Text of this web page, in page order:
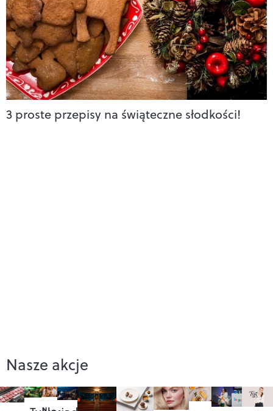
3 proste przepisy na świąteczne słodkości!
Nasze akcje